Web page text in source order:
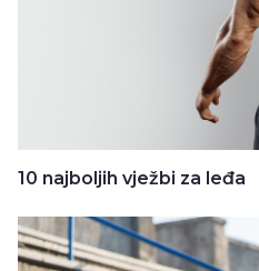
10 najboljih vježbi za leđa